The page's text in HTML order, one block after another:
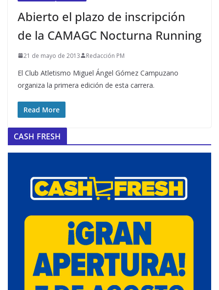
Abierto el plazo de inscripción
de la CAMAGC Nocturna Running
21 de mayo de 2013 Redacción PM
El Club Atletismo Miguel Ángel Gómez Campuzano
organiza la primera edición de esta carrera.
Read More
CASH FRESH